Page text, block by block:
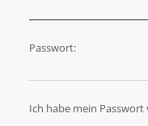
Passwort:
Ich habe mein Passwort